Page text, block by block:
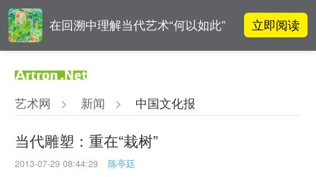
在回溯中理解当代艺术“何以如此” 立即阅读
影响力榜单
张瀚文：以物质媒介具象化精神世
界
艺术网 > 新闻 > 中国文化报
当代雕塑：重在“栽树”
2013-07-29 08:44:29 陈亭廷